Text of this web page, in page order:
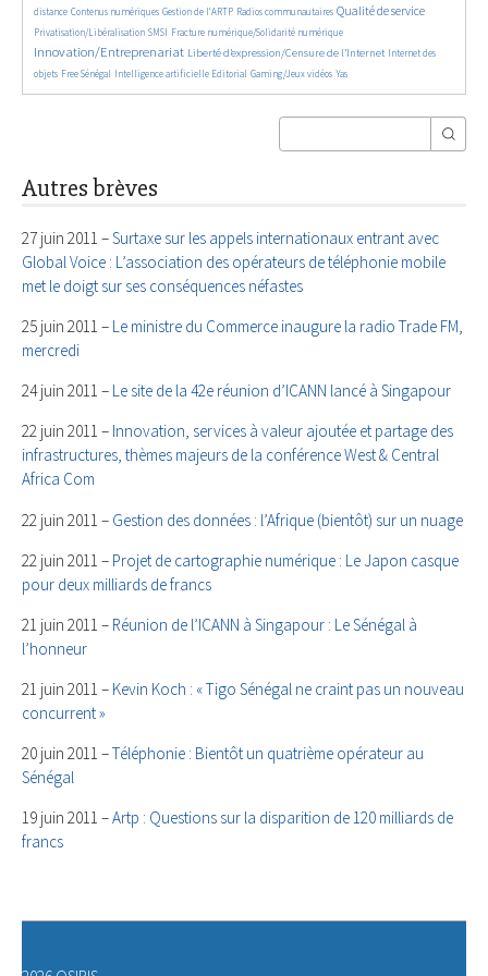
distance
852/5650Contenus numériques
612/5650 Gestion de l’ARTP
184/5650 Radios communautaires
2211/5650 Qualité de service
565/5650
Privatisation/Libéralisation
133/5650 SMSI
481/5650 Fracture numérique/Solidarité numérique
2779/5650
Innovation/Entreprenariat
1369/5650 Liberté d’expression/Censure de l’Internet
48/5650
Internet des
objets
170/5650Free Sénégal
888/5650 Intelligence artificielle
198/5650 Editorial
60/5650 Gaming/Jeux vidéos
25/5650 Yas
Autres brèves
27 juin 2011 –Surtaxe sur les appels internationaux entrant avec
Global Voice : L’association des opérateurs de téléphonie mobile
met le doigt sur ses conséquences néfastes
25 juin 2011 – Le ministre du Commerce inaugure la radio Trade FM,
mercredi
24 juin 2011 – Le site de la 42e réunion d’ICANN lancé à Singapour
22 juin 2011 – Innovation, services à valeur ajoutée et partage des
infrastructures, thèmes majeurs de la conférence West & Central
Africa Com
22 juin 2011 – Gestion des données : l’Afrique (bientôt) sur un nuage
22 juin 2011 – Projet de cartographie numérique : Le Japon casque
pour deux milliards de francs
21 juin 2011 – Réunion de l’ICANN à Singapour : Le Sénégal à
l’honneur
21 juin 2011 – Kevin Koch : « Tigo Sénégal ne craint pas un nouveau
concurrent »
20 juin 2011 –Téléphonie : Bientôt un quatrième opérateur au
Sénégal
19 juin 2011 –Artp : Questions sur la disparition de 120 milliards de
francs